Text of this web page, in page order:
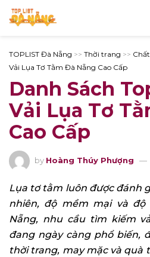
TOPLIST Đà Nẵng >> Thời trang >>
Vải Lụa Tơ Tằm Đà Nẵng Cao Cấp
Danh Sách
Vải Lụa Tơ
Cao Cấp
by Hoàng Thúy Phượng
Lụa tơ tằm luôn được đánh
nhiên, độ mềm mại và
Nẵng, nhu cầu tìm kiếm
đang ngày càng phổ biến,
thời trang, may mặc và quà